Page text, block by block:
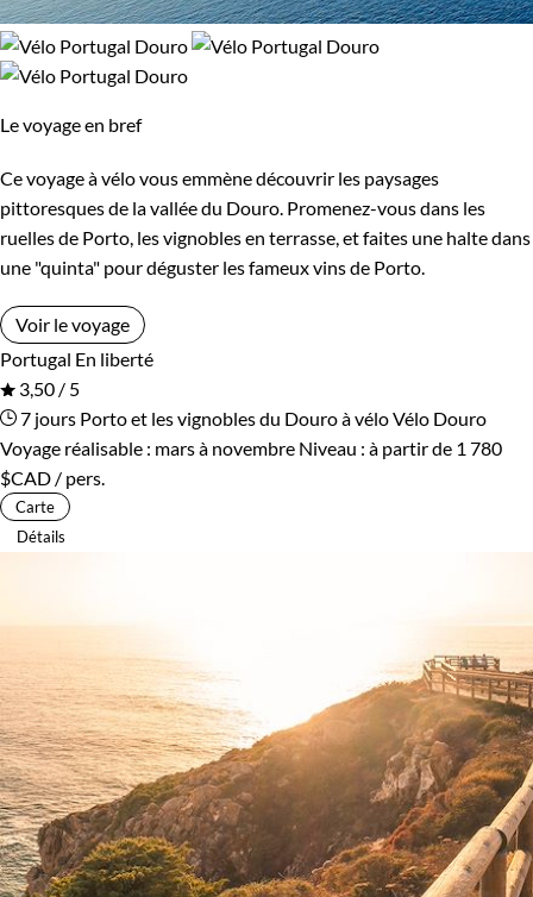
Le voyage en bref
Ce voyage à vélo vous emmène découvrir les paysages
pittoresques de la vallée du Douro. Promenez-vous dans les
ruelles de Porto, les vignobles en terrasse, et faites une halte dans
une "quinta" pour déguster les fameux vins de Porto.
Voir le voyage
Portugal En liberté
3,50 / 5
7 jours Porto et les vignobles du Douro à véloVélo Douro
Voyage réalisable : mars à novembre Niveau : à partir de 1 780
$CAD / pers.
Carte
Détails